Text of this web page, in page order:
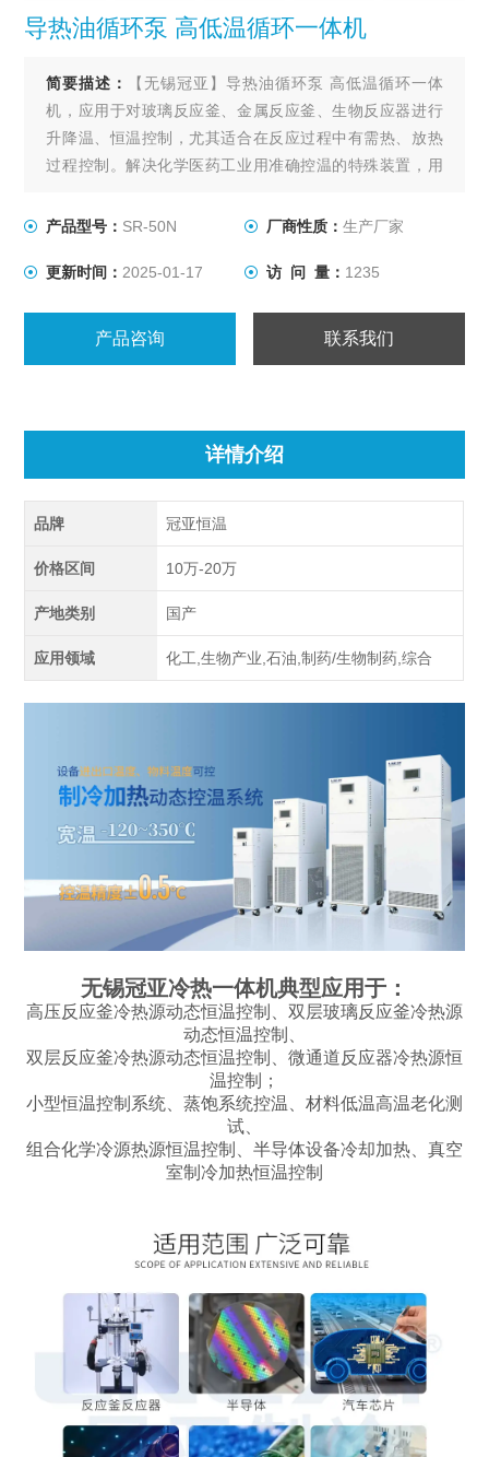
导热油循环泵 高低温循环一体机
简要描述：
【无锡冠亚】导热油循环泵 高低温循环一体
机，应用于对玻璃反应釜、金属反应釜、生物反应器进行
升降温、恒温控制，尤其适合在反应过程中有需热、放热
过程控制。解决化学医药工业用准确控温的特殊装置，用
及冷却、恒温系统。
产品型号： SR-50N 厂商性质： 生产厂家
更新时间： 2025-01-17 访 问 量： 1235
产品咨询 联系我们
详情介绍
品牌 冠亚恒温
价格区间 10万-20万
产地类别 国产
应用领域 化工,生物产业,石油,制药/生物制药,综合
无锡冠亚冷热一体机典型应用于：
高压反应釜冷热源动态恒温控制、双层玻璃反应釜冷热源
动态恒温控制、
双层反应釜冷热源动态恒温控制、微通道反应器冷热源恒
温控制；
小型恒温控制系统、蒸饱系统控温、材料低温高温老化测
试、
组合化学冷源热源恒温控制、半导体设备冷却加热、真空
室制冷加热恒温控制